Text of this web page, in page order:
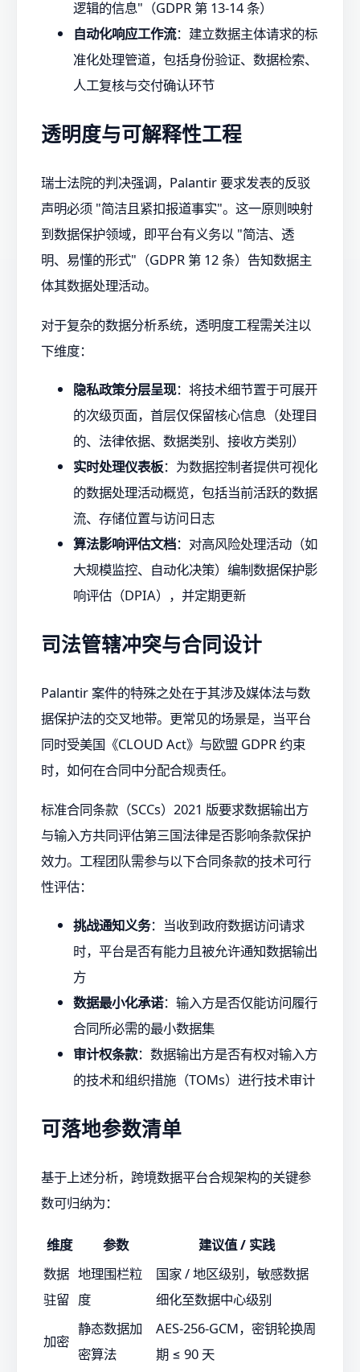
逻辑的信息"（GDPR 第 13-14 条）
自动化响应工作流：建立数据主体请求的标
准化处理管道，包括身份验证、数据检索、
人工复核与交付确认环节
透明度与可解释性工程
瑞士法院的判决强调，Palantir 要求发表的反驳
声明必须 "简洁且紧扣报道事实"。这一原则映射
到数据保护领域，即平台有义务以 "简洁、透
明、易懂的形式"（GDPR 第 12 条）告知数据主
体其数据处理活动。
对于复杂的数据分析系统，透明度工程需关注以
下维度：
隐私政策分层呈现：将技术细节置于可展开
的次级页面，首层仅保留核心信息（处理目
的、法律依据、数据类别、接收方类别）
实时处理仪表板：为数据控制者提供可视化
的数据处理活动概览，包括当前活跃的数据
流、存储位置与访问日志
算法影响评估文档：对高风险处理活动（如
大规模监控、自动化决策）编制数据保护影
响评估（DPIA），并定期更新
司法管辖冲突与合同设计
Palantir 案件的特殊之处在于其涉及媒体法与数
据保护法的交叉地带。更常见的场景是，当平台
同时受美国《CLOUD Act》与欧盟 GDPR 约束
时，如何在合同中分配合规责任。
标准合同条款（SCCs）2021 版要求数据输出方
与输入方共同评估第三国法律是否影响条款保护
效力。工程团队需参与以下合同条款的技术可行
性评估：
挑战通知义务：当收到政府数据访问请求
时，平台是否有能力且被允许通知数据输出
方
数据最小化承诺：输入方是否仅能访问履行
合同所必需的最小数据集
审计权条款：数据输出方是否有权对输入方
的技术和组织措施（TOMs）进行技术审计
可落地参数清单
基于上述分析，跨境数据平台合规架构的关键参
数可归纳为：
维度 参数
建议值 / 实践
数据
驻留
地理围栏粒
度
国家 / 地区级别，敏感数据
细化至数据中心级别
加密
静态数据加
密算法
AES-256-GCM，密钥轮换周
期 ≤ 90 天